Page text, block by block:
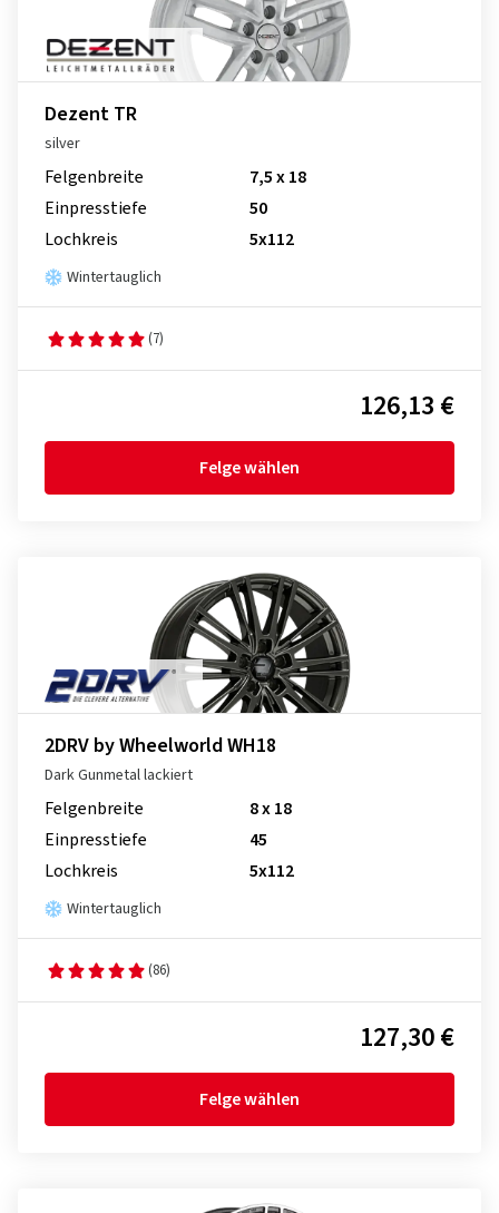
Dezent TR
silver
Felgenbreite
7,5 x 18
Einpresstiefe
50
Lochkreis
5x112
Wintertauglich
(7)
126,13 €
Felge wählen
2DRV by Wheelworld WH18
Dark Gunmetal lackiert
Felgenbreite
8 x 18
Einpresstiefe
45
Lochkreis
5x112
Wintertauglich
(86)
127,30 €
Felge wählen